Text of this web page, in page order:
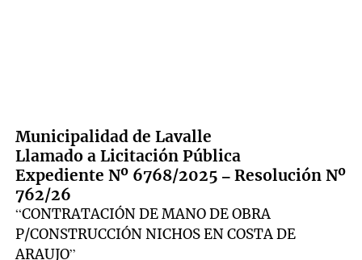
Municipalidad de Lavalle
Llamado a Licitación Pública
Expediente Nº 6768/2025 – Resolución Nº
762/26
“CONTRATACIÓN DE MANO DE OBRA
P/CONSTRUCCIÓN NICHOS EN COSTA DE
ARAUJO”